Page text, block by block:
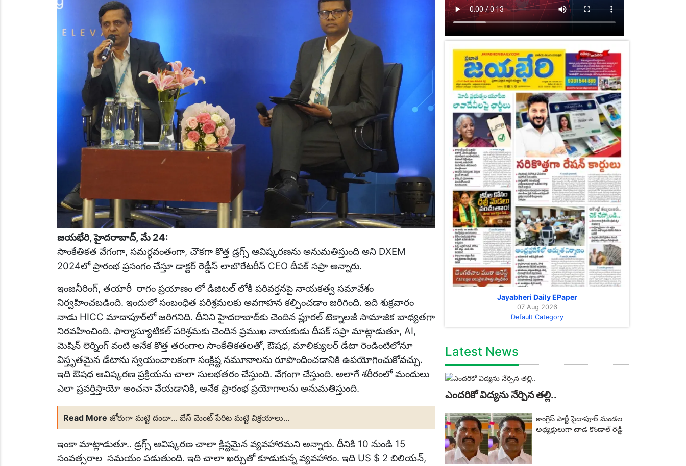
జయభేరి, హైదరాబాద్, మే 24:
సాంకేతికత వేగంగా, సమర్ధవంతంగా, చౌకగా కొత్త డ్రగ్స్ ఆవిష్కరణను అనుమతిస్తుంది అని DXEM
2024లో ప్రారంభ ప్రసంగం చేస్తూ డాక్టర్ రెడ్డీస్ లాబొరేటరీస్ CEO దీపక్ సప్రా అన్నారు.
ఇంజనీరింగ్, తయారీ రాగం ప్రయాణం లో డిజిటల్ లోకి పరివర్తనపై నాయకత్వ సమావేశం
నిర్వహించబడింది. ఇందులో సంబంధిత పరిశ్రమలకు అవగాహన కల్పించడాం జరిగింది. ఇది శుక్రవారం
నాడు HICC మాదాపూర్‌లో జరిగనిది. దీనిని హైదరాబాద్‌కు చెందిన ప్లూరల్ టెక్నాలజీ సామాజిక బాధ్యతగా
నిరవహించింది. ఫార్మాస్యూటికల్ పరిశ్రమకు చెందిన ప్రముఖ నాయకుడు దీపక్ సప్రా మాట్లాడుతూ, AI,
మెషిన్ లెర్నింగ్ వంటి అనేక కొత్త తరంగాల సాంకేతికతలతో, ఔషధ, మాలిక్యులర్ డేటా రెండింటిలోనూ
విస్తృతమైన డేటాను స్వయంచాలకంగా సంక్లిష్ట నమూనాలను రూపొందించడానికి ఉపయోగించుకోవచ్చు.
ఇది ఔషధ ఆవిష్కరణ ప్రక్రియను చాలా సులభతరం చేస్తుంది. వేగంగా చేస్తుంది. అలాగే శరీరంలో మందులు
ఎలా ప్రవర్తిస్తాయో అంచనా వేయడానికి, అనేక ప్రారంభ ప్రయోగాలను అనుమతిస్తుంది.
Read More జోరుగా మట్టి దందా... బేస్ మెంట్ పేరిట మట్టి విక్రయాలు...
ఇంకా మాట్లాడుతూ.. డ్రగ్స్ ఆవిష్కరణ చాలా క్లిష్టమైన వ్యవహారమని అన్నారు. దీనికి 10 నుండి 15
సంవత్సరాల సమయం పడుతుంది. ఇది చాలా ఖర్చుతో కూడుకున్న వ్యవహారం. ఇది US $ 2 బిలియన్,
Jayabheri Daily EPaper
07 Aug 2026
Default Category
Latest News
ఎందరికో విద్యను నేర్పిన తల్లి..
కాంగ్రెస్ పార్టీ సైదాపూర్ మండల
అధ్యక్షులుగా చాడ కొండాల్ రెడ్డి